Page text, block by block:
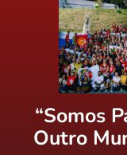
“Somos
Outro